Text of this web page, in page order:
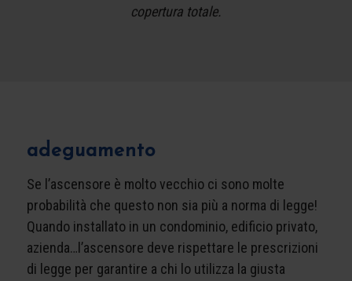
copertura totale.
adeguamento
Se l’ascensore è molto vecchio ci sono molte
probabilità che questo non sia più a norma di legge!
Quando installato in un condominio, edificio privato,
azienda…l’ascensore deve rispettare le prescrizioni
di legge per garantire a chi lo utilizza la giusta